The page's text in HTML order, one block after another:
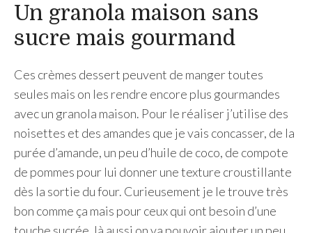
Un granola maison sans
sucre mais gourmand
Ces crèmes dessert peuvent de manger toutes
seules mais on les rendre encore plus gourmandes
avec un granola maison. Pour le réaliser j’utilise des
noisettes et des amandes que je vais concasser, de la
purée d’amande, un peu d’huile de coco, de compote
de pommes pour lui donner une texture croustillante
dès la sortie du four. Curieusement je le trouve très
bon comme ça mais pour ceux qui ont besoin d’une